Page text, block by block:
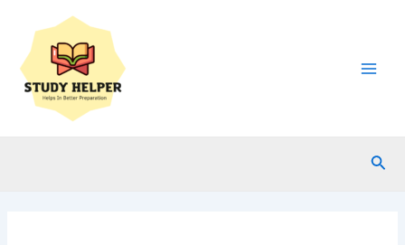
content